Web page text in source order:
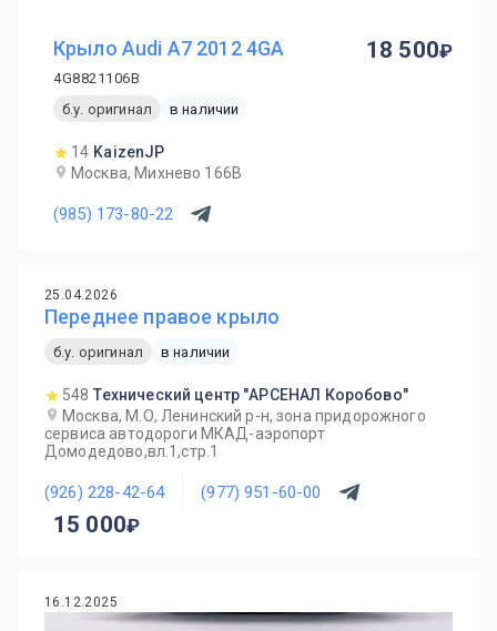
Крыло Audi A7 2012 4GA
4G8821106B
б.у. оригинал
в наличии
14 KaizenJP
Москва, Михнево 166В
(985) 173-80-22
18 500
25.04.2026
Переднее правое крыло
б.у. оригинал в наличии
548 Технический центр "АРСЕНАЛ Коробово"
Москва, М.О, Ленинский р-н, зона придорожного
сервиса автодороги МКАД-аэропорт
Домодедово,вл.1,стр.1
(926) 228-42-64 (977) 951-60-00
15 000
16.12.2025